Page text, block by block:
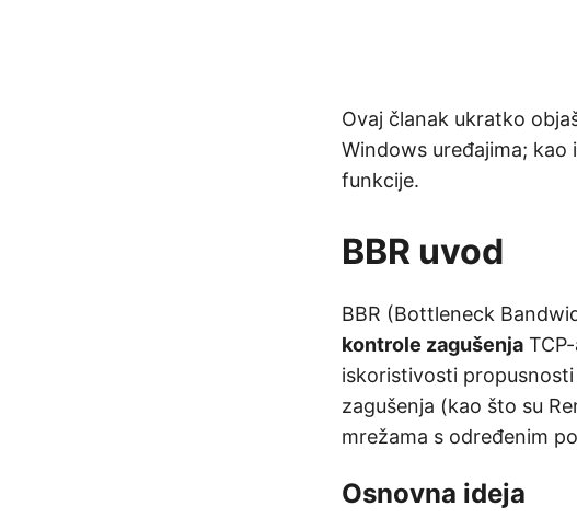
Ovaj članak ukratko
Windows uređajima;
funkcije.
BBR uvod
BBR (Bottleneck
kontrole zagušenja
iskoristivosti
zagušenja (kao što su
mrežama s određenim
Osnovna ideja